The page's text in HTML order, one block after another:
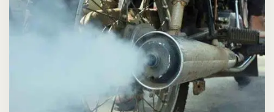
Motor
Berknalpot
Brong